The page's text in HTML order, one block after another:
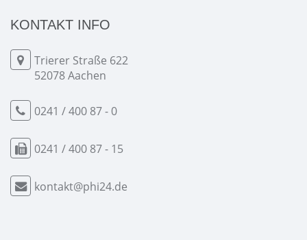
KONTAKT INFO
Trierer Straße 622
52078 Aachen
0241 / 400 87 - 0
0241 / 400 87 - 15
kontakt@phi24.de